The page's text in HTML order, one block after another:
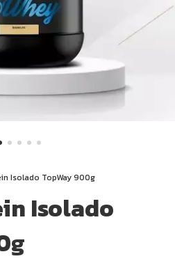
Isolado TopWay 900g
Isolado